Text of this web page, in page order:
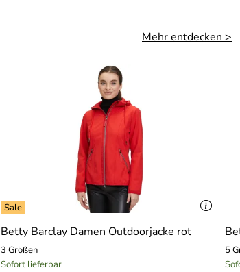
Mehr entdecken >
Betty Barclay Damen Outdoorjacke rot
3 Größen
Sofort lieferbar
5